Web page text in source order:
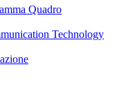
Quadro
Technology